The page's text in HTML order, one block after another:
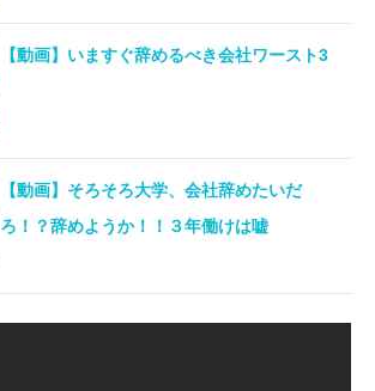
【動画】いますぐ辞めるべき会社ワースト3
【動画】そろそろ大学、会社辞めたいだ
ろ！？辞めようか！！３年働けは嘘